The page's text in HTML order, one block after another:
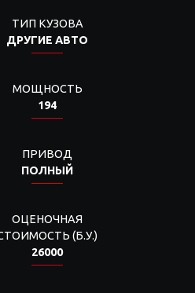
ТИП КУЗОВА
ДРУГИЕ АВТО
МОЩНОСТЬ
194
ПРИВОД
ПОЛНЫЙ
ОЦЕНОЧНАЯ
(Б.У.)
26000